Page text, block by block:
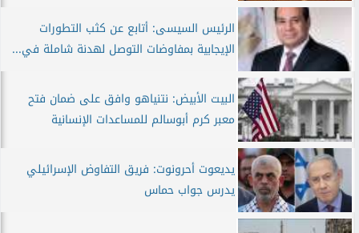
الرئيس السيسى: أتابع عن كثب التطورات
الإيجابية بمفاوضات التوصل لهدنة شاملة في...
البيت الأبيض: نتنياهو وافق على ضمان فتح
معبر كرم أبوسالم للمساعدات الإنسانية
يديعوت أحرونوت: فريق التفاوض الإسرائيلي
يدرس جواب حماس